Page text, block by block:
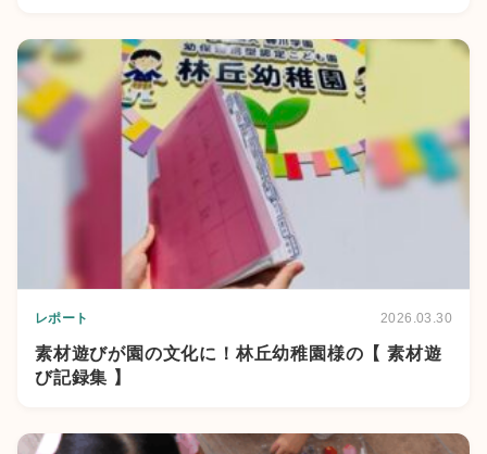
レポート 2026.03.30
素材遊びが園の文化に！林丘幼稚園様の【 素材遊
び記録集 】